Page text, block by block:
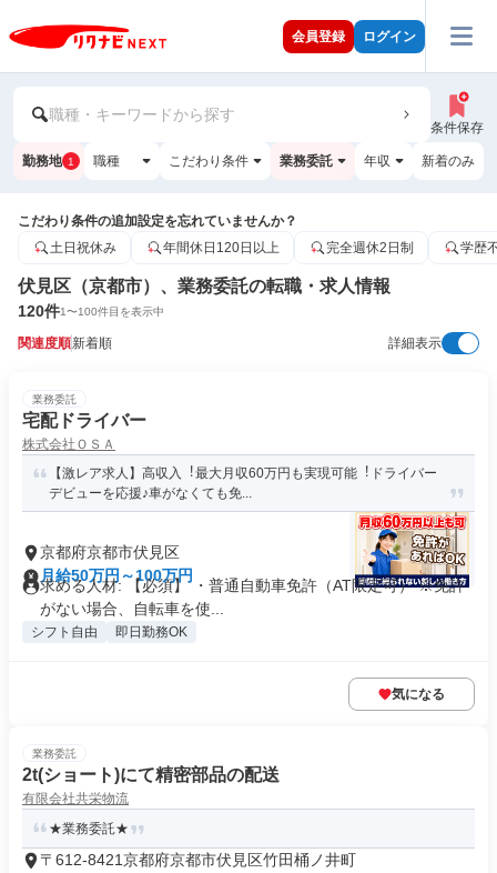
会員登録 ログイン
職種・キーワードから探す
条件保存
勤務地 1 職種 こだわり条件 業務委託 年収 新着のみ
こだわり条件の追加設定を忘れていませんか？
土日祝休み
年間休日120日以上 完全週休2日制 学歴
伏見区（京都市）、業務委託の転職・求人情報
120件1〜100件目を表示中
関連度順新着順 詳細表示
業務委託
宅配ドライバー
株式会社ＯＳＡ
【激レア求人】高収入︕最大月収60万円も実現可能︕ドライバー
デビューを応援♪車がなくても免...
京都府京都市伏見区
月給50万円～100万円
求める人材: 【必須】 ・普通自動車免許（AT限定可） ※免許
がない場合、自転車を使...
シフト自由 即日勤務OK
気になる
業務委託
2t(ショート)にて精密部品の配送
有限会社共栄物流
★業務委託★
〒612-8421京都府京都市伏見区竹田桶ノ井町